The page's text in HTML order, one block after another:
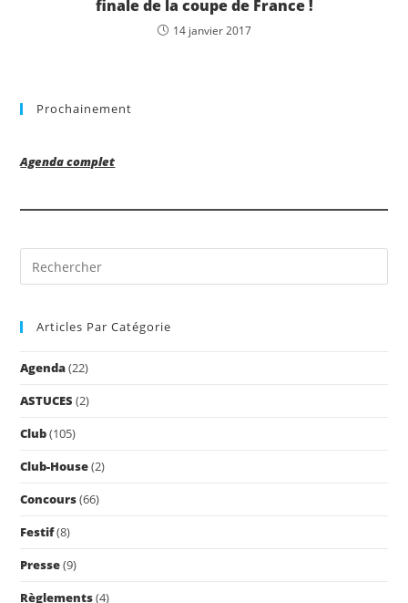
finale de la coupe de France !
14 janvier 2017
Prochainement
Agenda complet
Articles Par Catégorie
Agenda(22)
ASTUCES (2)
Club(105)
Club-House(2)
Concours(66)
Festif(8)
Presse(9)
Règlements(4)